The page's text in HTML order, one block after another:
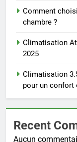
Comment
chambre ?
Climatisation
2025
Climatisation
pour un confort
Recent
Aucun